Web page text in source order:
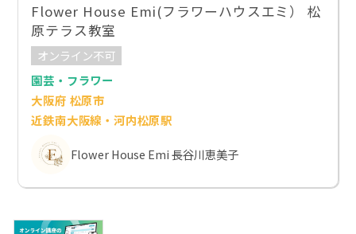
Flower House Emi(フラワーハウスエミ） 松
原テラス教室
オンライン不可
園芸・フラワー
大阪府 松原市
近鉄南大阪線・河内松原駅
Flower House Emi 長谷川恵美子